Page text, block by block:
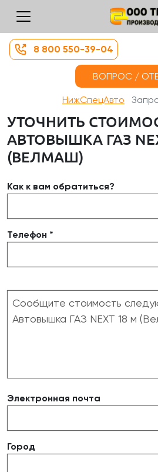
8 800 550-39-04
ВОПРОС /
НижСпецАвто
УТОЧНИТЬ
АВТОВЫШКА ГАЗ
(ВЕЛМАШ)
Как к вам обратиться?
Телефон *
Электронная почта
Город